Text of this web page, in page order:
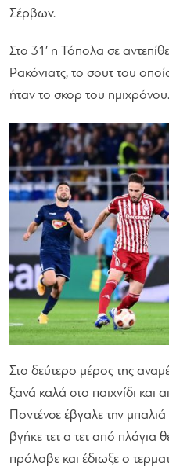
Σέρβων.
Στο 31′ η Τόπολα σε
Ρακόνιατς, το σουτ του
ήταν το σκορ του ημιχρόνου.
Στο δεύτερο μέρος της
ξανά καλά στο παιχνίδι και
Ποντένσε έβγαλε την
βγήκε τετ α τετ από πλάγια
πρόλαβε και έδιωξε ο